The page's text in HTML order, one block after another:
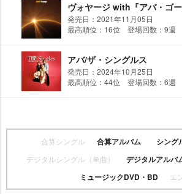
ヴォヤージ with『アバ・ゴー
発売日：2021年11月05日
最高順位：16位 登場回数：9週
アバ/ザ・シングルス
発売日：2024年10月25日
最高順位：44位 登場回数：6週
合算シングル 合算アルバム シング
デジタルシングル（単曲） デジタルアルバ
ミュージックDVD・BD エ